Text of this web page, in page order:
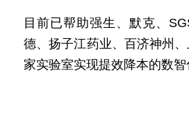
目前已帮助强生、默克、
德、扬子江药业、百济神州
家实验室实现提效降本的数智